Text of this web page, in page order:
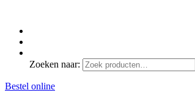
Zoeken naar:
Bestel online